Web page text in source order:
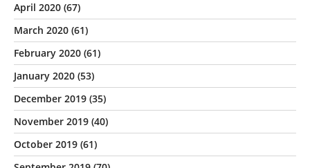
April 2020 (67)
March 2020 (61)
February 2020 (61)
January 2020 (53)
December 2019 (35)
November 2019 (40)
October 2019 (61)